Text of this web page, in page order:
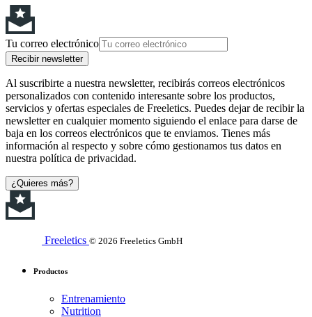
Tu correo electrónico
Recibir newsletter
Al suscribirte a nuestra newsletter, recibirás correos electrónicos
personalizados con contenido interesante sobre los productos,
servicios y ofertas especiales de Freeletics. Puedes dejar de recibir la
newsletter en cualquier momento siguiendo el enlace para darse de
baja en los correos electrónicos que te enviamos. Tienes más
información al respecto y sobre cómo gestionamos tus datos en
nuestra política de privacidad.
¿Quieres más?
Freeletics © 2026 Freeletics GmbH
Productos
Entrenamiento
Nutrition